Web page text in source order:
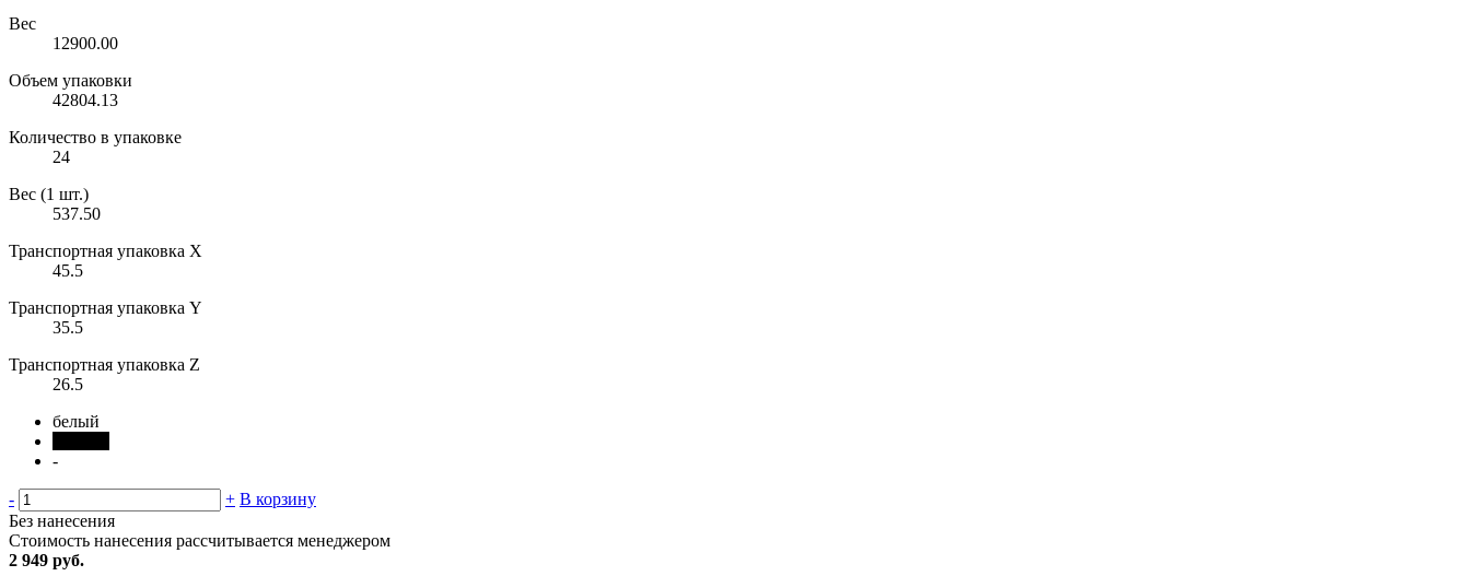
Вес
12900.00
Объем упаковки
42804.13
Количество в упаковке
24
Вес (1 шт.)
537.50
Транспортная упаковка X
45.5
Транспортная упаковка Y
35.5
Транспортная упаковка Z
26.5
белый
-
- + В корзину
Без нанесения
Стоимость нанесения рассчитывается менеджером
2 949 руб.